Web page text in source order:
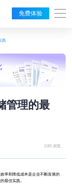
免费体验
践
管理的最
2185 浏览
率和降低成本是企业不断发展的
最佳实践。